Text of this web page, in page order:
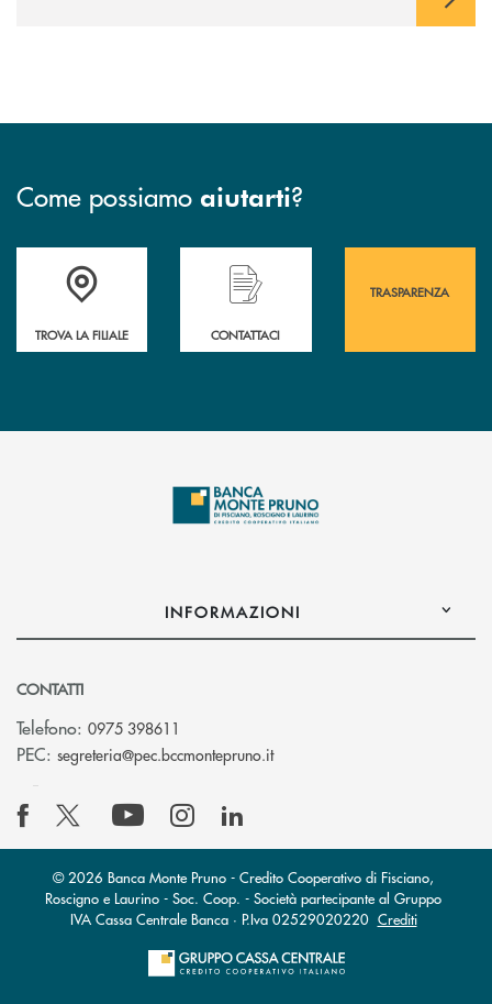
Come possiamo aiutarti?
Accedi all' elenco completo&nbsp; delle&nbsp; filiali&nbsp; di Banca
TROVA LA FILIALE
Hai bisogno di assistenza immediata?
CONTATTACI
TRASPARENZA
INFORMAZIONI
CONTATTI
Telefono: 0975 398611
PEC: segreteria@pec.bccmontepruno.it(si apre l’app di posta
© 2026 Banca Monte Pruno - Credito Cooperativo di Fisciano,
Roscigno e Laurino - Soc. Coop. - Società partecipante al Gruppo
IVA Cassa Centrale Banca · P.Iva 02529020220 Crediti